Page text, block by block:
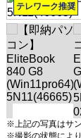
テレワーク推奨
※上記の写真はサ
※撮影の状態によ